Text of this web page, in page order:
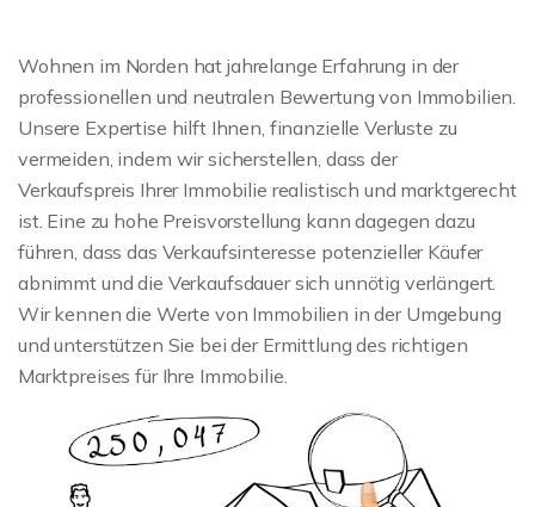
Wohnen im Norden hat jahrelange Erfahrung in der
professionellen und neutralen Bewertung von Immobilien.
Unsere Expertise hilft Ihnen, finanzielle Verluste zu
vermeiden, indem wir sicherstellen, dass der
Verkaufspreis Ihrer Immobilie realistisch und marktgerecht
ist. Eine zu hohe Preisvorstellung kann dagegen dazu
führen, dass das Verkaufsinteresse potenzieller Käufer
abnimmt und die Verkaufsdauer sich unnötig verlängert.
Wir kennen die Werte von Immobilien in der Umgebung
und unterstützen Sie bei der Ermittlung des richtigen
Marktpreises für Ihre Immobilie.